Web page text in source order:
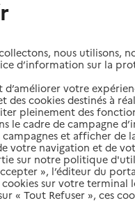
recherche aux favoris
nous utilisons,
d’information sur la
votre
des cookies destinés à
pleinement des
le cadre de campagne
et afficher de
votre navigation et de
sur notre politique
», l’éditeur du
sur votre terminal
« Tout Refuser », ces